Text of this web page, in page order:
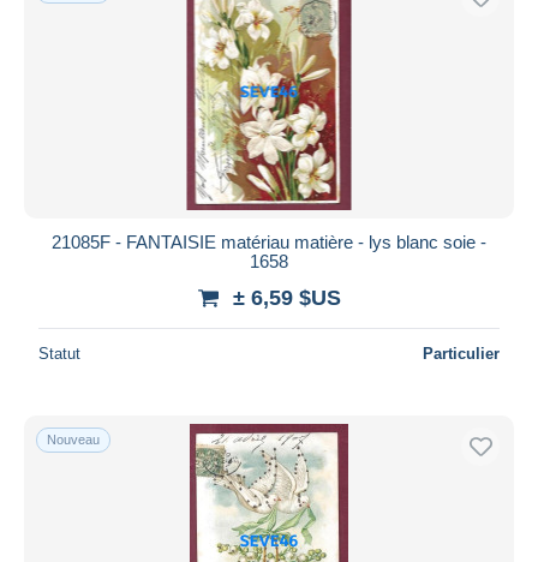
21085F - FANTAISIE matériau matière - lys blanc soie -
1658
± 6,59 $US
Statut Particulier
Nouveau